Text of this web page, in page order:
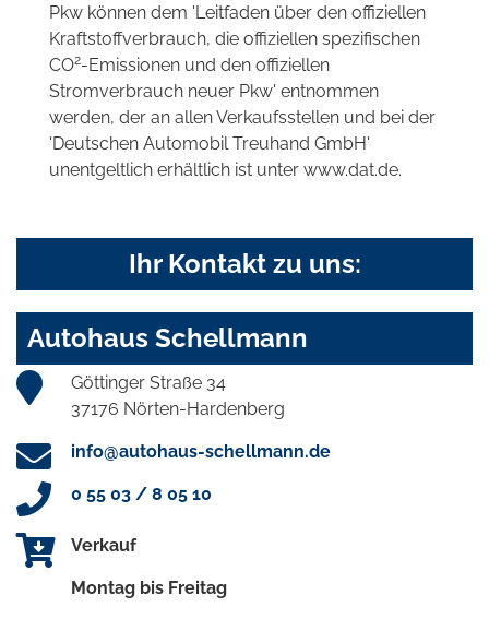
Pkw können dem 'Leitfaden über den offiziellen
Kraftstoffverbrauch, die offiziellen spezifischen
CO2-Emissionen und den offiziellen
Stromverbrauch neuer Pkw' entnommen
werden, der an allen Verkaufsstellen und bei der
'Deutschen Automobil Treuhand GmbH'
unentgeltlich erhältlich ist unter www.dat.de.
Ihr Kontakt zu uns:
Autohaus Schellmann
Göttinger Straße 34
37176 Nörten-Hardenberg
info@autohaus-schellmann.de
0 55 03 / 8 05 10
Verkauf
Montag bis Freitag